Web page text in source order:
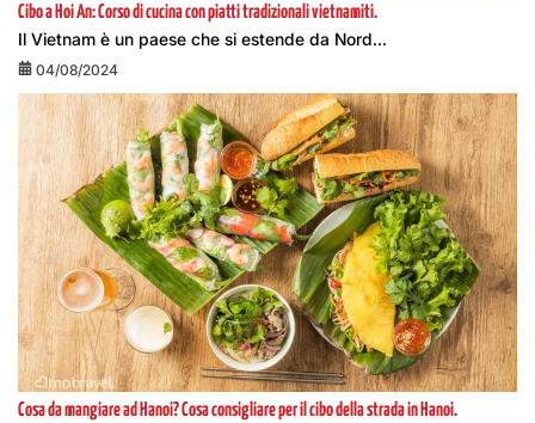
Cibo a Hoi An: Corso di cucina con piatti tradizionali vietnamiti.
Il Vietnam è un paese che si estende da Nord...
04/08/2024
Cosa da mangiare ad Hanoi? Cosa consigliare per il cibo della strada in Hanoi.